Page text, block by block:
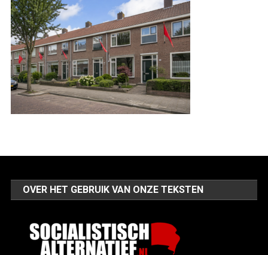
OVER HET GEBRUIK VAN ONZE TEKSTEN